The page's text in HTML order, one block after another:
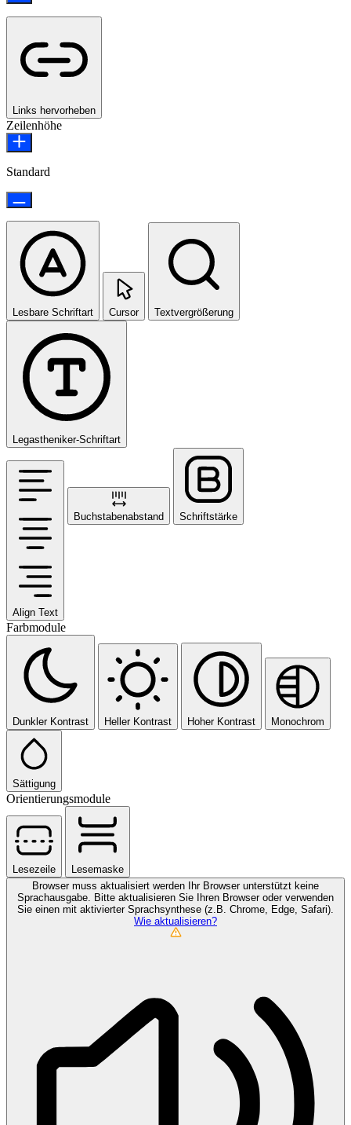
Links hervorheben
Zeilenhöhe
Standard
Lesbare Schriftart Cursor Textvergrößerung
Legastheniker-Schriftart
Align Text
Buchstabenabstand Schriftstärke
Farbmodule
Dunkler Kontrast Heller Kontrast Hoher Kontrast Monochrom
Sättigung
Orientierungsmodule
Lesezeile
Lesemaske
Browser muss aktualisiert werden
Ihr Browser unterstützt keine
Sprachausgabe. Bitte aktualisieren Sie Ihren Browser oder verwenden
Sie einen mit aktivierter Sprachsynthese (z.B. Chrome, Edge, Safari).
Wie aktualisieren?